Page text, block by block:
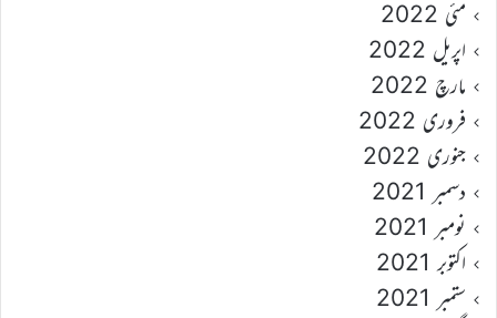
مئی 2022
اپریل 2022
مارچ 2022
فروری 2022
جنوری 2022
دسمبر 2021
نومبر 2021
اکتوبر 2021
ستمبر 2021